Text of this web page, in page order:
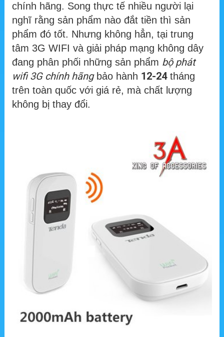
chính hãng. Song thực tế nhiều người lại
nghĩ rằng sản phẩm nào đắt tiền thì sản
phẩm đó tốt. Nhưng không hẳn, tại trung
tâm 3G WIFI và giải pháp mạng không dây
đang phân phối những sản phẩm bộ phát
wifi 3G chính hãngbảo hành 12-24tháng
trên toàn quốc với giá rẻ, mà chất lượng
không bị thay đổi.